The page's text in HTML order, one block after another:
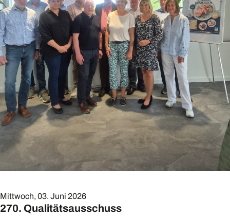
Mittwoch, 03. Juni 2026
270. Qualitätsausschuss